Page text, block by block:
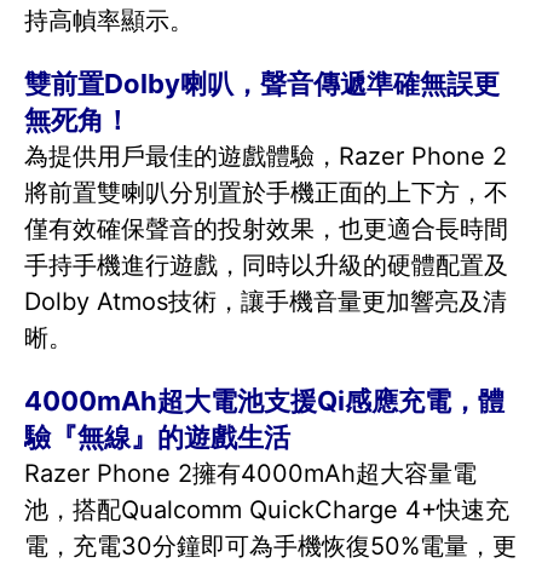
持高幀率顯示。
雙前置Dolby喇叭，聲音傳遞準確無誤更
無死角！
為提供用戶最佳的遊戲體驗，Razer Phone 2
將前置雙喇叭分別置於手機正面的上下方，不
僅有效確保聲音的投射效果，也更適合長時間
手持手機進行遊戲，同時以升級的硬體配置及
Dolby Atmos技術，讓手機音量更加響亮及清
晰。
4000mAh超大電池支援Qi感應充電，體
驗『無線』的遊戲生活
Razer Phone 2擁有4000mAh超大容量電
池，搭配Qualcomm QuickCharge 4+快速充
電，充電30分鐘即可為手機恢復50%電量，更